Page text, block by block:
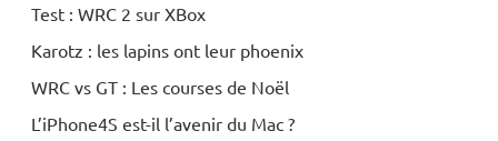
Test : WRC 2 sur XBox
Karotz : les lapins ont leur phoenix
WRC vs GT : Les courses de Noël
L’iPhone4S est-il l’avenir du Mac ?